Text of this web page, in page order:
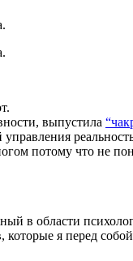
выпустила
управления
потому что не
в области
я перед